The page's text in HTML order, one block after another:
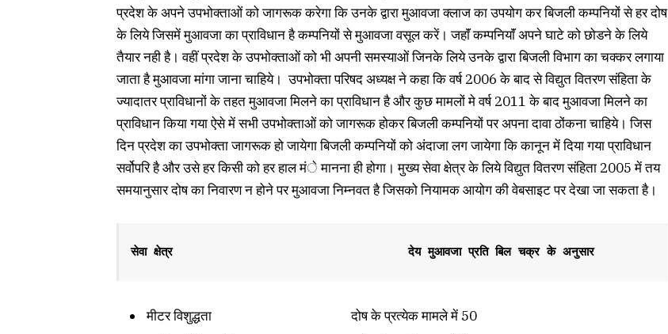
प्रदेश के अपने उपभोक्ताओं को जागरूक करेगा कि उनके द्वारा मुआवजा क्लाज का उपयोग कर बिजली कम्पनियों से हर दोष
के लिये जिसमें मुआवजा का प्राविधान है कम्पनियों से मुआवजा वसूल करें। जहाॅं कम्पनियाॅं अपने घाटे को छोडने के लिये
तैयार नही है। वहीं प्रदेश के उपभोक्ताओं को भी अपनी समस्याओं जिनके लिये उनके द्वारा बिजली विभाग का चक्कर लगाया
जाता है मुआवजा मांगा जाना चाहिये। उपभोक्ता परिषद अध्यक्ष ने कहा कि वर्ष 2006 के बाद से विद्युत वितरण संहिता के
ज्यादातर प्राविधानों के तहत मुआवजा मिलने का प्राविधान है और कुछ मामलों मे वर्ष 2011 के बाद मुआवजा मिलने का
प्राविधान किया गया ऐसे में सभी उपभोक्ताओं को जागरूक होकर बिजली कम्पनियों पर अपना दावा ठोंकना चाहिये। जिस
दिन प्रदेश का उपभोक्ता जागरूक हो जायेगा बिजली कम्पनियों को अंदाजा लग जायेगा कि कानून में दिया गया प्राविधान
सर्वोपरि है और उसे हर किसी को हर हाल मंे मानना ही होगा। मुख्य सेवा क्षेत्र के लिये विद्युत वितरण संहिता 2005 में तय
समयानुसार दोष का निवारण न होने पर मुआवजा निम्नवत है जिसको नियामक आयोग की वेबसाइट पर देखा जा सकता है।
सेवा क्षेत्र                                 देय मुआवजा प्रति बिल चक्र के अनुसार
मीटर विशुद्धता
दोष के प्रत्येक मामले में 50